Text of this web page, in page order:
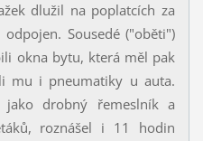
dlužil na poplatcích za
Sousedé ("oběti")
okna bytu, která měl pak
mu i pneumatiky u auta.
drobný řemeslník a
roznášel i 11 hodin